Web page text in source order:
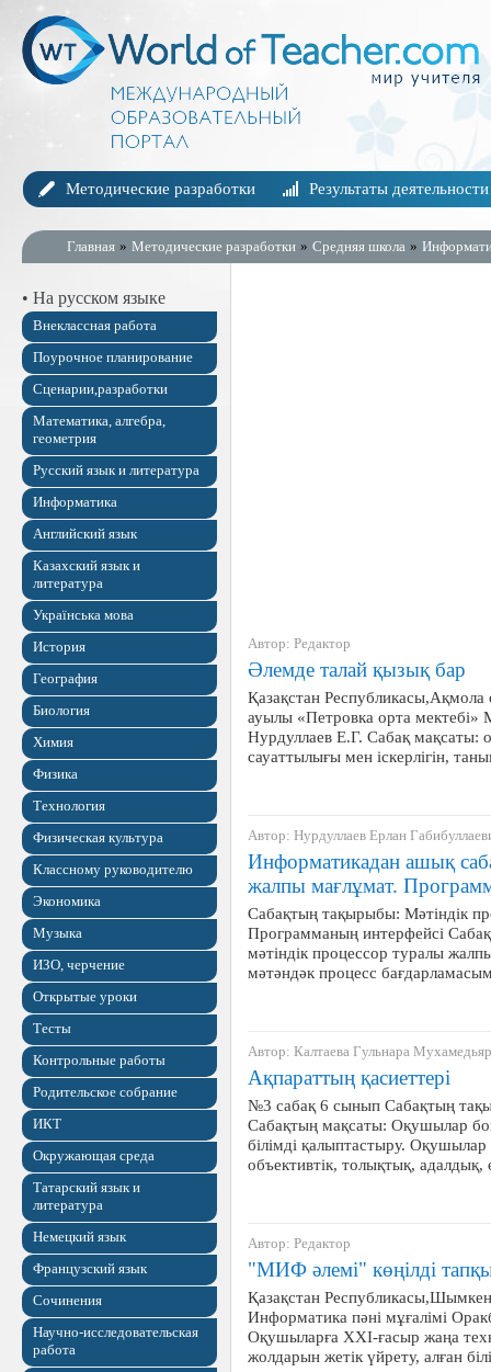
Методические разработки Результаты деятельности
Главная » Методические разработки » Средняя школа »
• На русском языке
Внеклассная работа
Поурочное планирование
Сценарии,разработки
Математика, алгебра,
геометрия
Русский язык и литература
Информатика
Английский язык
Казахский язык и
литература
Українська мова
История
География
Биология
Химия
Физика
Технология
Физическая культура
Классному руководителю
Экономика
Музыка
ИЗО, черчение
Открытые уроки
Тесты
Контрольные работы
Родительское собрание
ИКТ
Окружающая среда
Татарский язык и
литература
Немецкий язык
Французский язык
Сочинения
Научно-исследовательская
работа
Автор: Редактор
Әлемде талай қызық бар
Қазақстан
ауылы «Петровка орта
Нурдуллаев Е.Г. Сабақ мақсаты:
сауаттылығы мен іскерлігін,
Автор: Нурдуллаев Ерлан
Информатикадан ашық
жалпы мағлұмат.
Сабақтың тақырыбы: Мәтіндік
Программаның интерфейсі
мәтіндік процессор туралы
мәтәндәк процесс
Автор: Калтаева Гульнара
Ақпараттың қасиеттері
№3 сабақ 6 сынып Сабақтың
Сабақтың мақсаты: Оқушылар
білімді қалыптастыру. Оқушылар
объективтік, толықтық, адалдық,
Автор: Редактор
"МИФ әлемі" көңілді
Қазақстан
Информатика пәні мұғалімі
Оқушыларға XXI-ғасыр жаңа
жолдарын жетік үйрету, алған